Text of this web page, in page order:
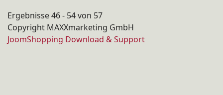
Ergebnisse 46 - 54 von 57
Copyright MAXXmarketing GmbH
JoomShopping Download & Support